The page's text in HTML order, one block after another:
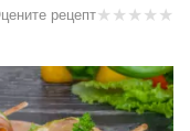
★★★★★
рецепт